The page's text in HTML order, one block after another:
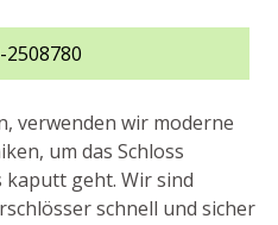
2508780
verwenden wir moderne
um das Schloss
kaputt geht. Wir sind
schnell und sicher